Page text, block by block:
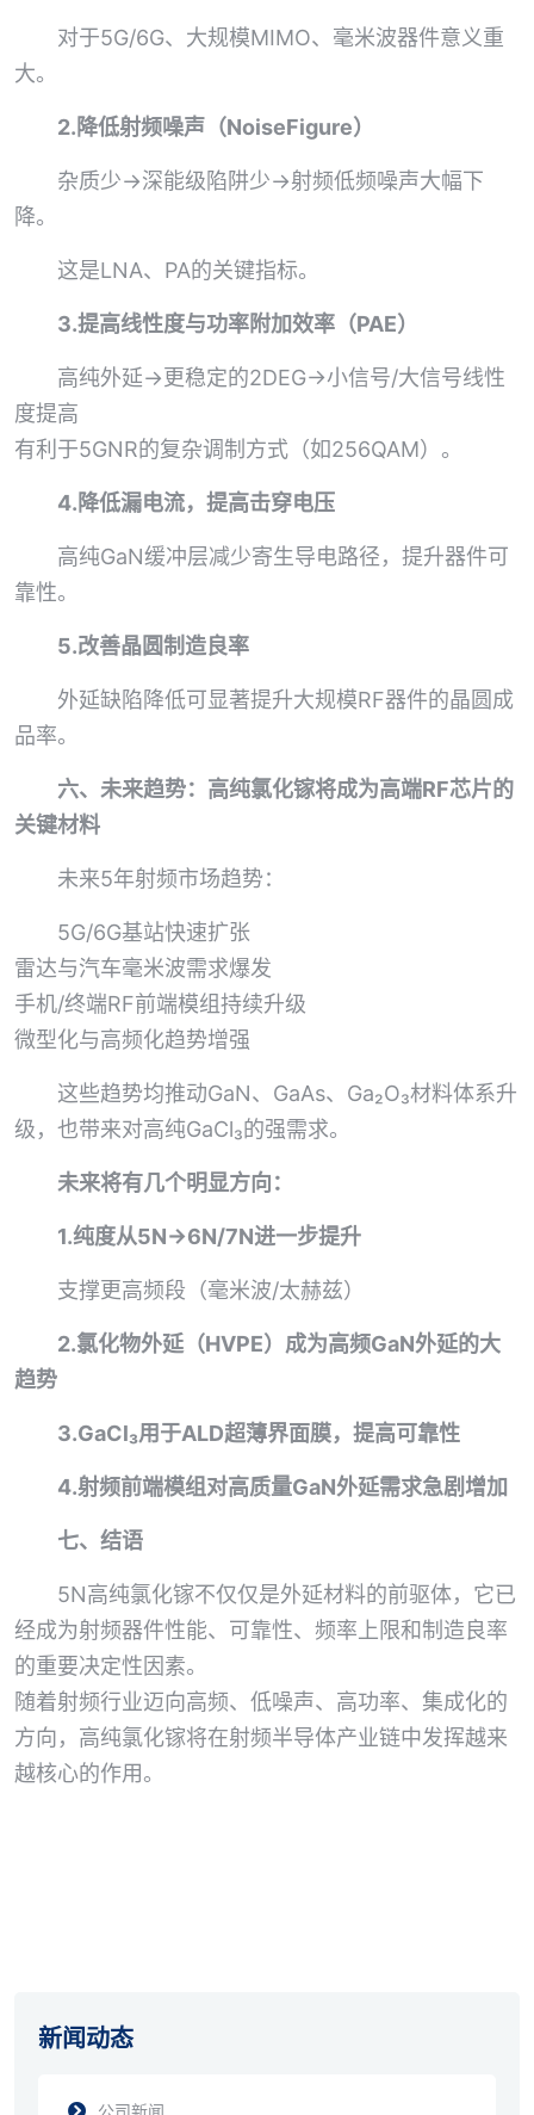
对于5G/6G、大规模MIMO、毫米波器件意义重
大。
2.降低射频噪声（NoiseFigure）
杂质少→深能级陷阱少→射频低频噪声大幅下
降。
这是LNA、PA的关键指标。
3.提高线性度与功率附加效率（PAE）
高纯外延→更稳定的2DEG→小信号/大信号线性
度提高
有利于5GNR的复杂调制方式（如256QAM）。
4.降低漏电流，提高击穿电压
高纯GaN缓冲层减少寄生导电路径，提升器件可
靠性。
5.改善晶圆制造良率
外延缺陷降低可显著提升大规模RF器件的晶圆成
品率。
六、未来趋势：高纯氯化镓将成为高端RF芯片的
关键材料
未来5年射频市场趋势：
5G/6G基站快速扩张
雷达与汽车毫米波需求爆发
手机/终端RF前端模组持续升级
微型化与高频化趋势增强
这些趋势均推动GaN、GaAs、Ga₂O₃材料体系升
级，也带来对高纯GaCl₃的强需求。
未来将有几个明显方向：
1.纯度从5N→6N/7N进一步提升
支撑更高频段（毫米波/太赫兹）
2.氯化物外延（HVPE）成为高频GaN外延的大
趋势
3.GaCl₃用于ALD超薄界面膜，提高可靠性
4.射频前端模组对高质量GaN外延需求急剧增加
七、结语
5N高纯氯化镓不仅仅是外延材料的前驱体，它已
经成为射频器件性能、可靠性、频率上限和制造良率
的重要决定性因素。
随着射频行业迈向高频、低噪声、高功率、集成化的
方向，高纯氯化镓将在射频半导体产业链中发挥越来
越核心的作用。
新闻动态
公司新闻